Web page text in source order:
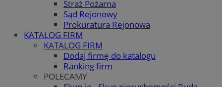
Straż Pożarna
Sąd Rejonowy
Prokuratura Rejonowa
KATALOG FIRM
KATALOG FIRM
Dodaj firmę do katalogu
Ranking firm
POLECAMY